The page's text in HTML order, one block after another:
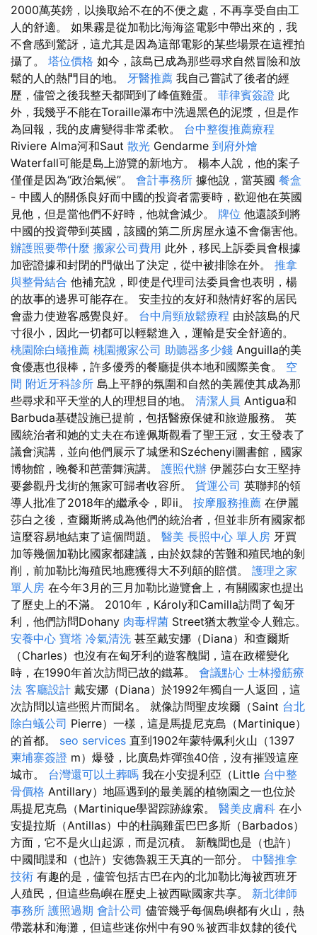
2000萬英鎊，以換取給不在的不便之處，不再享受自由工
人的舒適。 如果霧是從加勒比海海盜電影中帶出來的，我
不會感到驚訝，這尤其是因為這部電影的某些場景在這裡拍
攝了。 塔位價格 如今，該島已成為那些尋求自然冒險和放
鬆的人的熱門目的地。 牙醫推薦 我自己嘗試了後者的經
歷，儘管之後我整天都聞到了峰值雞蛋。 菲律賓簽證 此
外，我幾乎不能在Toraille瀑布中洗過黑色的泥漿，但是作
為回報，我的皮膚變得非常柔軟。 台中整復推薦療程
Riviere Alma河和Saut 散光 Gendarme 到府外燴
Waterfall可能是島上游覽的新地方。 楊本人說，他的案子
僅僅是因為“政治氣候”。 會計事務所 據他說，當英國 餐盒
- 中國人的關係良好而中國的投資者需要時，歡迎他在英國
見他，但是當他們不好時，他就會減少。 牌位 他還談到將
中國的投資帶到英國，該國的第二所房屋永遠不會傷害他。
辦護照要帶什麼 搬家公司費用 此外，移民上訴委員會根據
加密證據和封閉的門做出了決定，從中被排除在外。 推拿
與整骨結合 他補充說，即使是代理司法委員會也表明，楊
的故事的邊界可能存在。 安圭拉的友好和熱情好客的居民
會盡力使遊客感覺良好。 台中肩頸放鬆療程 由於該島的尺
寸很小，因此一切都可以輕鬆進入，運輸是安全舒適的。
桃園除白蟻推薦 桃園搬家公司 助聽器多少錢 Anguilla的美
食優惠也很棒，許多優秀的餐廳提供本地和國際美食。 空
間 附近牙科診所 島上平靜的氛圍和自然的美麗使其成為那
些尋求和平天堂的人的理想目的地。 清潔人員 Antigua和
Barbuda基礎設施已提前，包括醫療保健和旅遊服務。 英
國統治者和她的丈夫在布達佩斯觀看了聖王冠，女王發表了
議會演講，並向他們展示了城堡和Széchenyi圖書館，國家
博物館，晚餐和芭蕾舞演講。 護照代辦 伊麗莎白女王堅持
要參觀丹戈街的無家可歸者收容所。 貨運公司 英聯邦的領
導人批准了2018年的繼承令，即ii。 按摩服務推薦 在伊麗
莎白之後，查爾斯將成為他們的統治者，但並非所有國家都
這麼容易地結束了這個問題。 醫美 長照中心 單人房 牙買
加等幾個加勒比國家都建議，由於奴隸的苦難和殖民地的剝
削，前加勒比海殖民地應獲得大不列顛的賠償。 護理之家
單人房 在今年3月的三月加勒比遊覽會上，有關國家也提出
了歷史上的不滿。 2010年，Károly和Camilla訪問了匈牙
利，他們訪問Dohany 肉毒桿菌 Street猶太教堂令人難忘。
安養中心 寶塔 冷氣清洗 甚至戴安娜（Diana）和查爾斯
（Charles）也沒有在匈牙利的遊客醜聞，這在政權變化
時，在1990年首次訪問已故的鐵幕。 會議點心 士林撥筋療
法 客廳設計 戴安娜（Diana）於1992年獨自一人返回，這
次訪問以這些照片而聞名。 就像訪問聖皮埃爾（Saint 台北
除白蟻公司 Pierre）一樣，這是馬提尼克島（Martinique）
的首都。 seo services 直到1902年蒙特佩利火山（1397
柬埔寨簽證 m）爆發，比廣島炸彈強40倍，沒有摧毀這座
城市。 台灣還可以土葬嗎 我在小安提利亞（Little 台中整
骨價格 Antillary）地區遇到的最美麗的植物園之一也位於
馬提尼克島（Martinique學習踪跡線索。 醫美皮膚科 在小
安提拉斯（Antillas）中的杜鵑雞蛋巴巴多斯（Barbados）
方面，它不是火山起源，而是沉積。 新醜聞也是（也許）
中國間諜和（也許）安德魯親王天真的一部分。 中醫推拿
技術 有趣的是，儘管包括古巴在內的北加勒比海被西班牙
人殖民，但這些島嶼在歷史上被西歐國家共享。 新北律師
事務所 護照過期 會計公司 儘管幾乎每個島嶼都有火山，熱
帶叢林和海灘，但這些迷你州中有90％被西非奴隸的後代